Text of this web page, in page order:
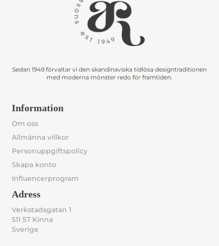
Sedan 1949 förvaltar vi den skandinaviska tidlösa designtraditionen
med moderna mönster redo för framtiden.
Information
Om oss
Allmänna villkor
Personuppgiftspolicy
Skapa konto
Influencerprogram
Adress
Verkstadsgatan 1
511 57 Kinna
Sverige